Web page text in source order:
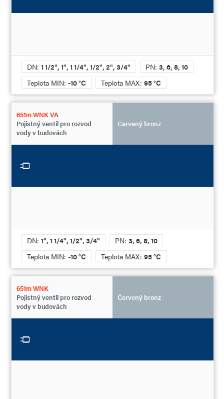
DN:1 1/2", 1", 1 1/4", 1/2", 2", 3/4" PN:3, 6, 8, 10
Teplota MIN:-10 °C Teplota MAX:95 °C
651m WNK VA
Pojistný ventil pro rozvod
vody v budovách
Červený bronz
DN:1", 1 1/4", 1/2", 3/4" PN:3, 6, 8, 10
Teplota MIN:-10 °C Teplota MAX:95 °C
651m WNK
Pojistný ventil pro rozvod
vody v budovách
Červený bronz